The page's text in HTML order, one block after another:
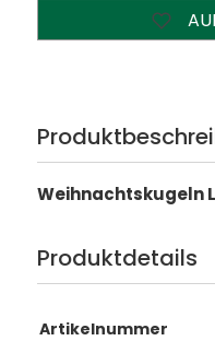
Weihnachtskugeln
Produktdetails
Artikelnummer